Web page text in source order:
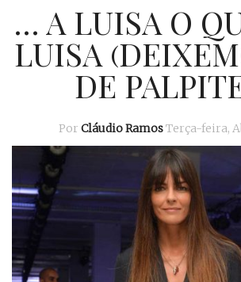
… A LUISA O
LUISA
DE
Por Cláudio RamosTerça-feira,